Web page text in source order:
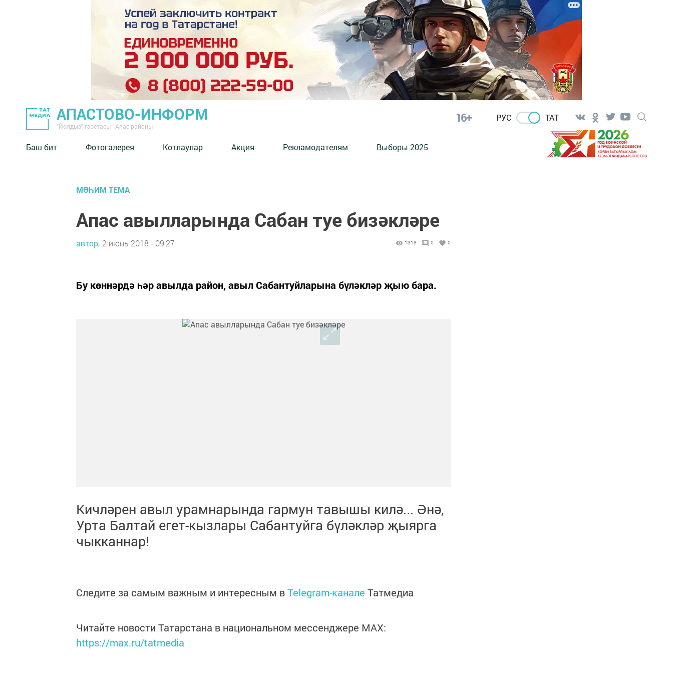
АПАСТОВО-ИНФОРМ
"Йолдыз" газетасы - Апас районы
16+ РУС ТАТ
Баш бит Фотогалерея Котлаулар Акция Рекламодателям Выборы 2025
МӨҺИМ ТЕМА
Апас авылларында Сабан туе бизәкләре
автор, 2 июнь 2018 - 09:27 1318 0 0
Бу көннәрдә һәр авылда район, авыл Сабантуйларына бүләкләр җыю бара.
Кичләрен авыл урамнарында гармун тавышы килә... Әнә,
Урта Балтай егет-кызлары Сабантуйга бүләкләр җыярга
чыкканнар!
Следите за самым важным и интересным вTelegram-канале Татмедиа
Читайте новости Татарстана в национальном мессенджере MАХ:
https://max.ru/tatmedia